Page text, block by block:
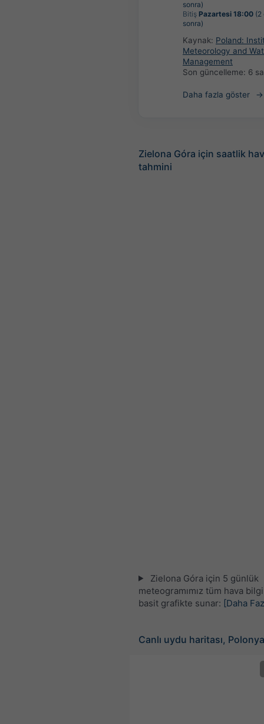
sonra)
Bitiş Pazartesi 18:00 (2
sonra)
Kaynak: Poland:
Meteorology and
Management
Son güncelleme: 6
Daha fazla göster
Zielona Góra için saatlik
tahmini
Zielona Góra için 5 günlük
meteogramımız tüm hava
basit grafikte sunar: [Daha
Canlı uydu haritası, Polonya